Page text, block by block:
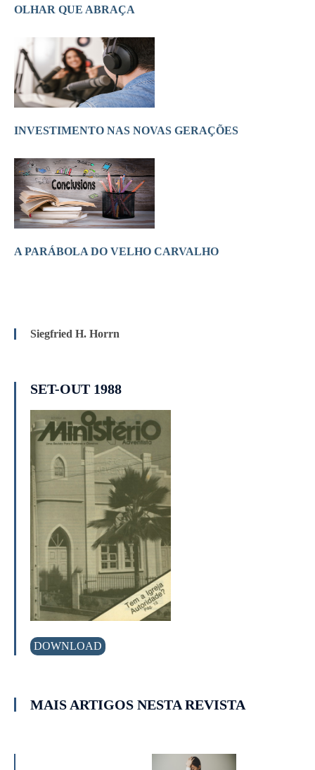
OLHAR QUE ABRAÇA
INVESTIMENTO NAS NOVAS GERAÇÕES
A PARÁBOLA DO VELHO CARVALHO
Siegfried H. Horrn
SET-OUT 1988
DOWNLOAD
MAIS ARTIGOS NESTA REVISTA